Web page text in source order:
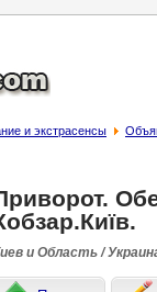
и экстрасенсы
и Область /